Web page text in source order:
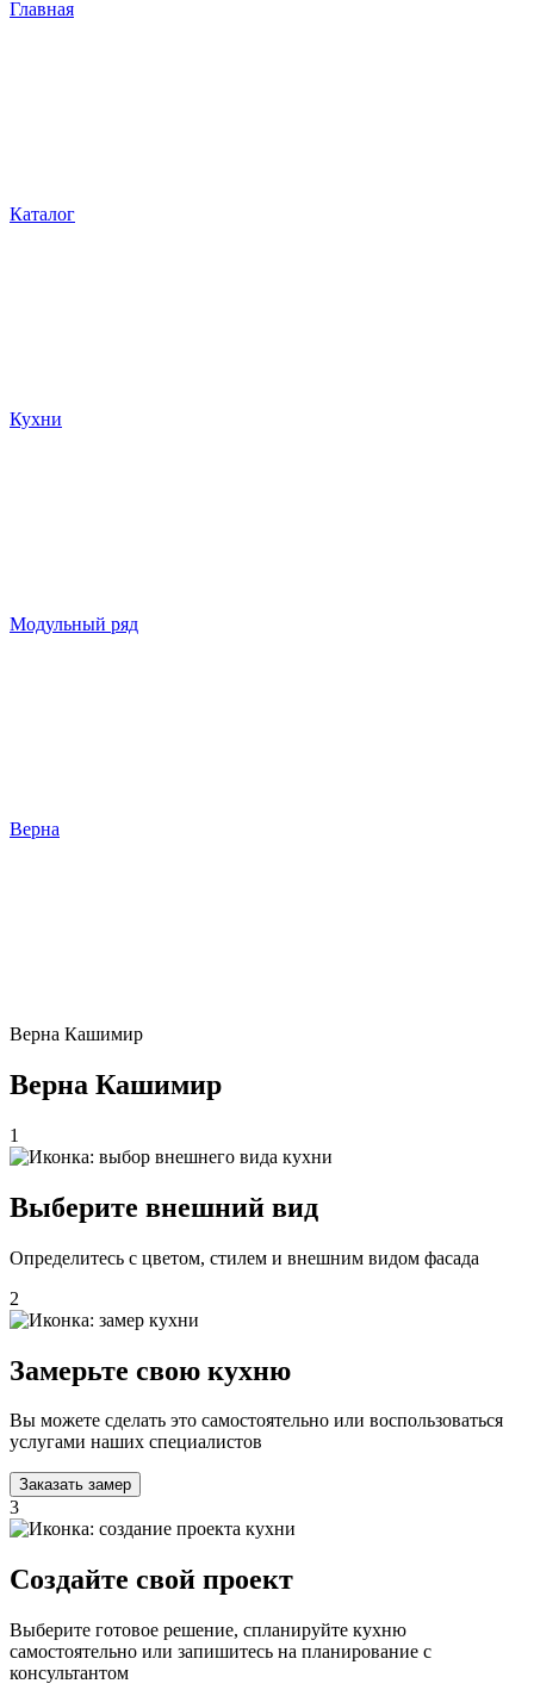
Главная
Каталог
Кухни
Модульный ряд
Верна
Верна Кашимир
Верна Кашимир
1
Выберите внешний вид
Определитесь с цветом, стилем и внешним видом фасада
2
Замерьте свою кухню
Вы можете сделать это самостоятельно или воспользоваться
услугами наших специалистов
Заказать замер
3
Создайте свой проект
Выберите готовое решение, спланируйте кухню
самостоятельно или запишитесь на планирование с
консультантом